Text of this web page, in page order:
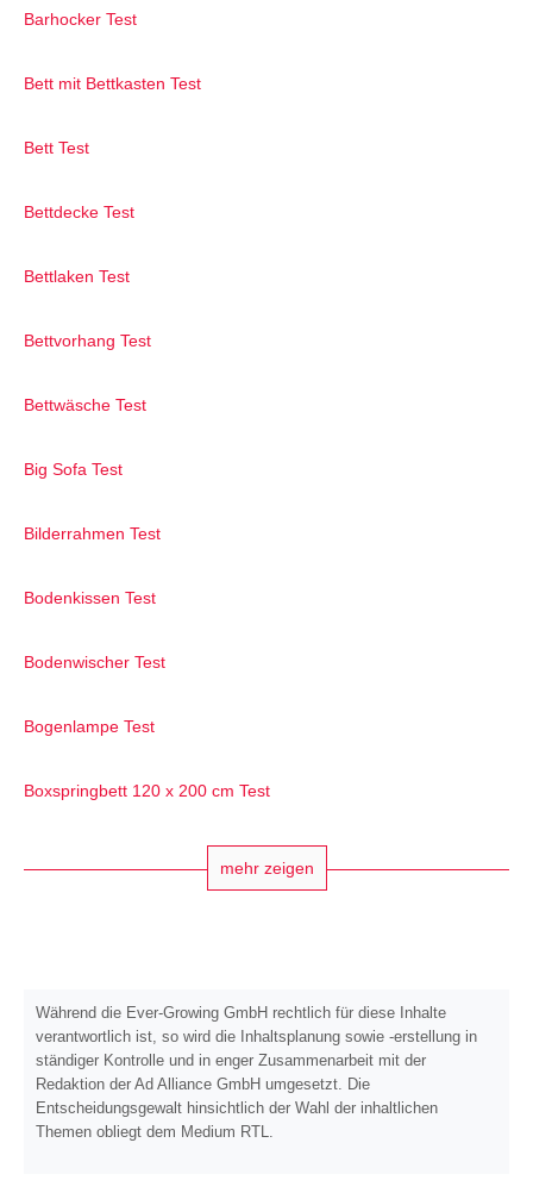
Barhocker Test
Bett mit Bettkasten Test
Bett Test
Bettdecke Test
Bettlaken Test
Bettvorhang Test
Bettwäsche Test
Big Sofa Test
Bilderrahmen Test
Bodenkissen Test
Bodenwischer Test
Bogenlampe Test
Boxspringbett 120 x 200 cm Test
mehr zeigen
Während die Ever-Growing GmbH rechtlich für diese Inhalte
verantwortlich ist, so wird die Inhaltsplanung sowie -erstellung in
ständiger Kontrolle und in enger Zusammenarbeit mit der
Redaktion der Ad Alliance GmbH umgesetzt. Die
Entscheidungsgewalt hinsichtlich der Wahl der inhaltlichen
Themen obliegt dem Medium RTL.